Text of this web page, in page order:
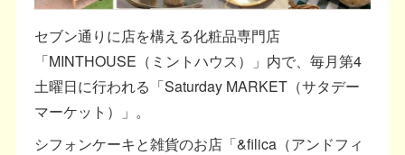
セブン通りに店を構える化粧品専門店
「MINTHOUSE（ミントハウス）」内で、毎月第4
土曜日に行われる「Saturday MARKET（サタデー
マーケット）」。
シフォンケーキと雑貨のお店「&filica（アンドフィ